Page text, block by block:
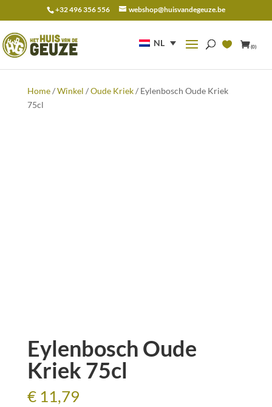
+32 496 356 556 webshop@huisvandegeuze.be
NL (0)
naar:
Home/Winkel /Oude Kriek/ Eylenbosch Oude Kriek
75cl
Eylenbosch Oude
Kriek 75cl
€11,79